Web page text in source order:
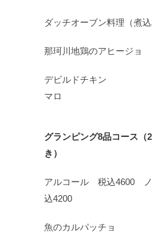
ダッチオーブン料理（煮込
那珂川地鶏のアヒージョ
デビルドチキン ※
マロ
グランピング8品コース（2
き）
アルコール 税込4600 ノ
込4200
魚のカルパッチョ